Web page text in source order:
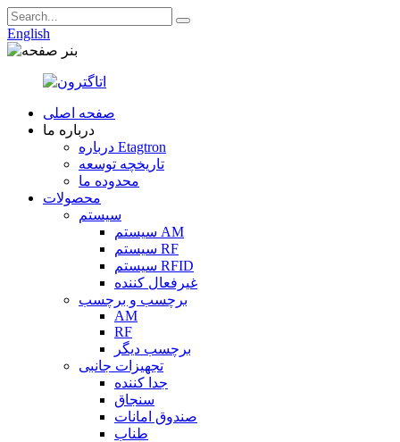
English
صفحه اصلی
درباره ما
درباره Etagtron
تاریخچه توسعه
محدوده ما
محصولات
سیستم
سیستم AM
سیستم RF
سیستم RFID
غیرفعال کننده
برچسب و برچسب
AM
RF
برچسب دیگر
تجهیزات جانبی
جدا کننده
سنجاق
صندوق امانات
طناب